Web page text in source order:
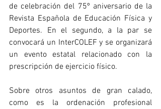
de celebración del 75º aniversario de la
Revista Española de Educación Física y
Deportes. En el segundo, a la par se
convocará un InterCOLEF y se organizará
un evento estatal relacionado con la
prescripción de ejercicio físico.
Sobre otros asuntos de gran calado,
como es la ordenación profesional